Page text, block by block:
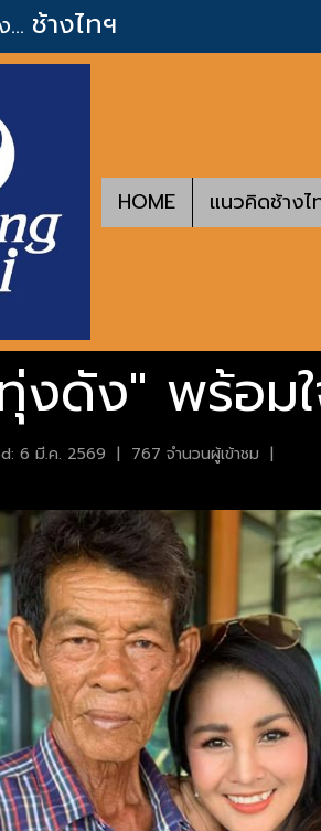
ช้างไทฯ
HOME แนวคิดช้างไ
งดัง" พร้อม
6 มี.ค. 2569 | 767 จำนวนผู้เข้าชม |